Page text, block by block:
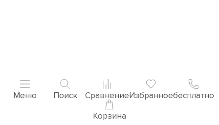
Меню Поиск СравнениеИзбранноебесплатно
Корзина